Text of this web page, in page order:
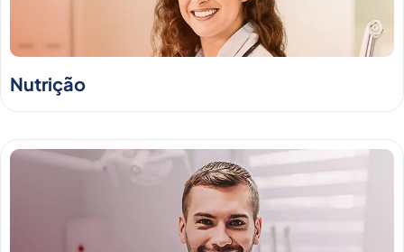
Nutrição